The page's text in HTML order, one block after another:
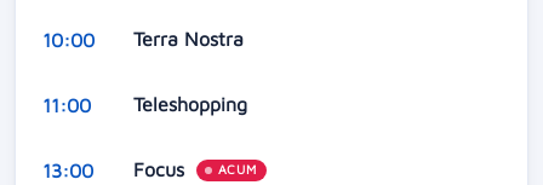
10:00 Terra Nostra
11:00 Teleshopping
13:00 Focus ACUM